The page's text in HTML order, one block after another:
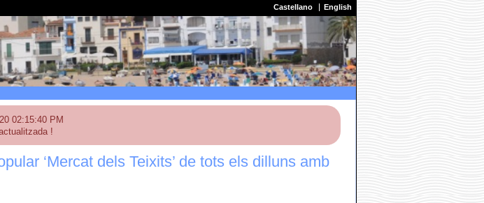
Castellano English
02:15:40 PM
!
‘Mercat dels Teixits’ de tots els dilluns amb